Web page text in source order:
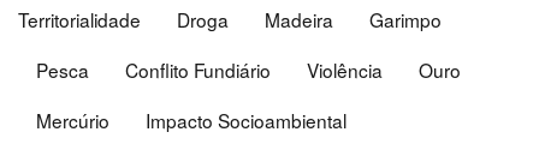
Territorialidade Droga Madeira
Garimpo
Pesca
Conflito Fundiário Violência
Ouro
Mercúrio
Impacto Socioambiental